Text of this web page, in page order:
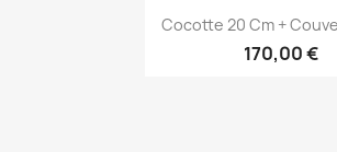
Aperçu
Cocotte 20 Cm +
170,00 €